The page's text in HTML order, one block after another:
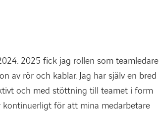
2025 fick jag rollen som teamledare
av rör och kablar. Jag har själv en bred
och med stöttning till teamet i form
kontinuerligt för att mina medarbetare